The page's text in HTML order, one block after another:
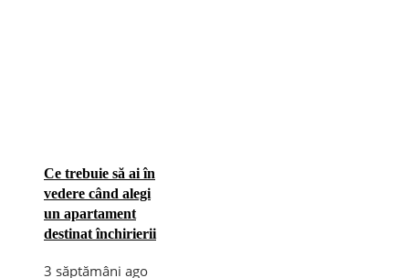
Ce trebuie să ai în
vedere când alegi
un apartament
destinat închirierii
3 săptămâni ago